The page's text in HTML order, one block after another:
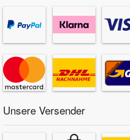
Unsere Versender